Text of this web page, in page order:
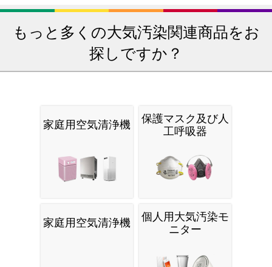
もっと多くの大気汚染関連商品をお
探しですか？
家庭用空気清浄機
保護マスク及び人
工呼吸器
家庭用空気清浄機
個人用大気汚染モ
ニター